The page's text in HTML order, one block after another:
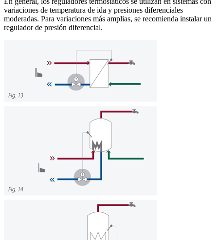
variaciones de temperatura de ida y presiones diferenciales
moderadas. Para variaciones más amplias, se recomienda instalar un
regulador de presión diferencial.